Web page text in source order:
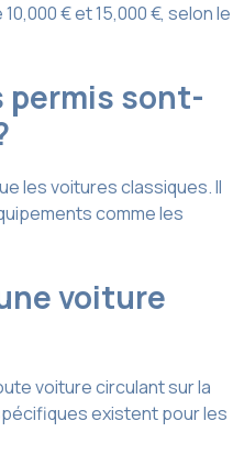
€ et 15,000 €, selon le
permis sont-
les voitures classiques. Il
comme les
voiture
voiture circulant sur la
existent pour les